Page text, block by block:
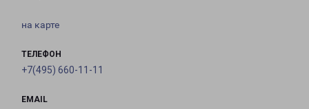
на карте
ТЕЛЕФОН
+7(495) 660-11-11
EMAIL